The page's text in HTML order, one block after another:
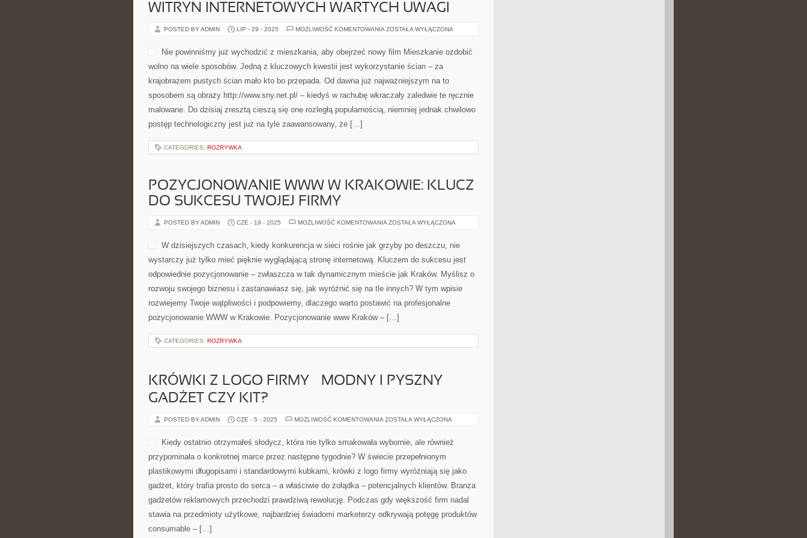
WITRYN INTERNETOWYCH WARTYCH UWAGI
POSTED BY ADMIN LIP - 29 - 2025 MOŻLIWOŚĆ KOMENTOWANIA Z
DZIEŃ
POWSTAJE
TO
WITRYN
WARTYCH
UWAGI
ZOSTAŁA WYŁĄCZONA
Nie powinniśmy już wychodzić z mieszkania, aby obejrzeć nowy film Mieszkanie ozdobić
wolno na wiele sposobów. Jedną z kluczowych kwestii jest wykorzystanie ścian – za
krajobrazem pustych ścian mało kto bo przepada. Od dawna już najważniejszym na to
sposobem są obrazy http://www.sny.net.pl/ – kiedyś w rachubę wkraczały zaledwie te ręcznie
malowane. Do dzisiaj zresztą cieszą się one rozległą popularnością, niemniej jednak chwilowo
postęp technologiczny jest już na tyle zaawansowany, że […]
CATEGORIES: ROZRYWKA
POZYCJONOWANIE WWW W KRAKOWIE: KLUCZ
DO SUKCESU TWOJEJ FIRMY
POSTED BY ADMIN CZE - 19 - 2025 MOŻLIWOŚĆ KOMENTOWANIA POZYCJONOWANIE
KRAKOWIE:
KLUCZ
SUKCESU
FIRMY
ZOSTAŁA WYŁĄCZONA
W dzisiejszych czasach, kiedy konkurencja w sieci rośnie jak grzyby po deszczu, nie
wystarczy już tylko mieć pięknie wyglądającą stronę internetową. Kluczem do sukcesu jest
odpowiednie pozycjonowanie – zwłaszcza w tak dynamicznym mieście jak Kraków. Myślisz o
rozwoju swojego biznesu i zastanawiasz się, jak wyróżnić się na tle innych? W tym wpisie
rozwiejemy Twoje wątpliwości i podpowiemy, dlaczego warto postawić na profesjonalne
pozycjonowanie WWW w Krakowie. Pozycjonowanie www Kraków – […]
CATEGORIES: ROZRYWKA
KRÓWKI Z LOGO FIRMY – MODNY I PYSZNY
GADŻET CZY KIT?
POSTED BY ADMIN CZE - 5 - 2025 MOŻLIWOŚĆ KOMENTOWANIA KRÓWKI
FIRMY
–
I
GADŻET
KIT?
ZOSTAŁA WYŁĄCZONA
Kiedy ostatnio otrzymałeś słodycz, która nie tylko smakowała wybornie, ale również
przypominała o konkretnej marce przez następne tygodnie? W świecie przepełnionym
plastikowymi długopisami i standardowymi kubkami, krówki z logo firmy wyróżniają się jako
gadżet, który trafia prosto do serca – a właściwie do żołądka – potencjalnych klientów. Branża
gadżetów reklamowych przechodzi prawdziwą rewolucję. Podczas gdy większość firm nadal
stawia na przedmioty użytkowe, najbardziej świadomi marketerzy odkrywają potęgę produktów
consumable – […]